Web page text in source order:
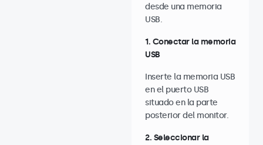
desde una memoria
USB.
1. Conectar la memoria
USB
Inserte la memoria USB
en el puerto USB
situado en la parte
posterior del monitor.
2. Seleccionar la